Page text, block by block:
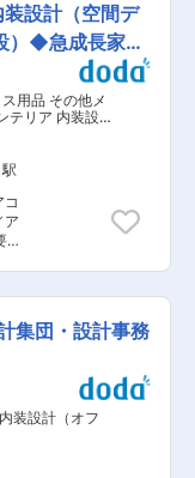
。
模
フ
へ
業
出
プ
々
実
を
と
装設計（空間デ
）◆急成長家具
用品 その他メ
テリア 内装設
ア
・集団・設計事務
装設計（オフ